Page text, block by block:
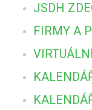
JSDH
FIRMY A